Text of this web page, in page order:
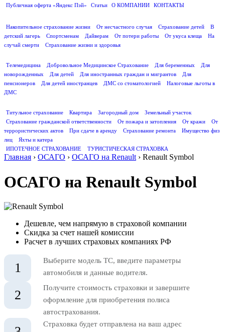
Публичная оферта «Яндекс Пэй»
Статьи О КОМПАНИИ
КОНТАКТЫ
Накопительное страхование жизни
От несчастного случая Страхование детей
В
детский лагерь
Спортсменам Дайверам От потери работы От укуса клеща
На
случай смерти
Страхование жизни и здоровья
Телемедицина
Добровольное Медицинское Страхование Для беременных
Для
новорожденных
Для детей Для иностранных граждан и мигрантов
Для
пенсионеров
Для детей иностранцев ДМС со стоматологией
Налоговые льготы в
ДМС
Титульное страхование
Квартира Загородный дом
Земельный участок
Страхование гражданской ответственности
От пожара и затопления От кражи
От
террористических актов
При сдаче в аренду Страхование ремонта
Имущество физ
лиц
Яхты и катера
ИПОТЕЧНОЕ СТРАХОВАНИЕ
ТУРИСТИЧЕСКАЯ СТРАХОВКА
Главная › ОСАГО › ОСАГО на Renault › Renault Symbol
ОСАГО на Renault Symbol
Дешевле, чем напрямую в страховой компании
Скидка за счет нашей комиссии
Расчет в лучших страховых компаниях РФ
1
Выберите модель ТС, введите параметры
автомобиля и данные водителя.
2
Получите стоимость страховки и завершите
оформление для приобретения полиса
автострахования.
Страховка будет отправлена на ваш адрес